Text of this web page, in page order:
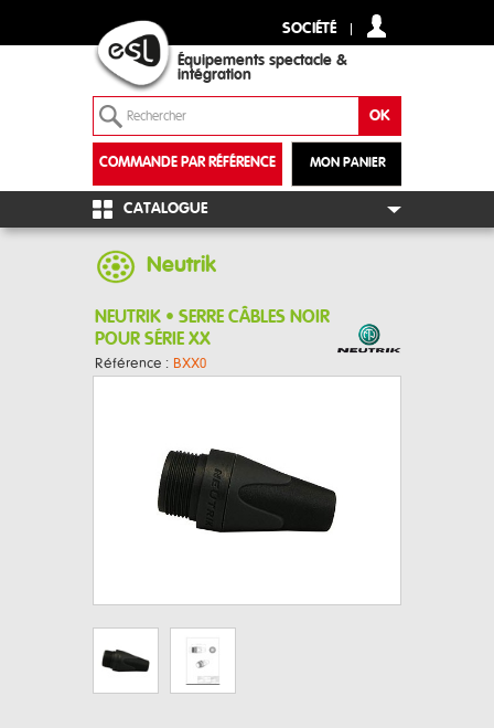
SOCIÉTÉ
Équipements spectacle &
intégration
MON PANIER
COMMANDE PAR RÉFÉRENCE
+
CATALOGUE
Neutrik
NEUTRIK • SERRE CÂBLES NOIR
POUR SÉRIE XX
Référence : BXX0